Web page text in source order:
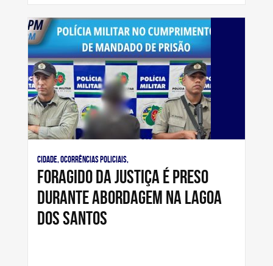
Cidade, Ocorrências Policiais,
Foragido da justiça é preso
durante abordagem na Lagoa
dos Santos